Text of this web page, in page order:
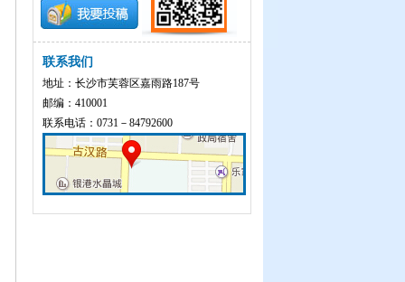
联系我们
地址：长沙市芙蓉区嘉雨路187号
邮编：410001
联系电话：0731－84792600